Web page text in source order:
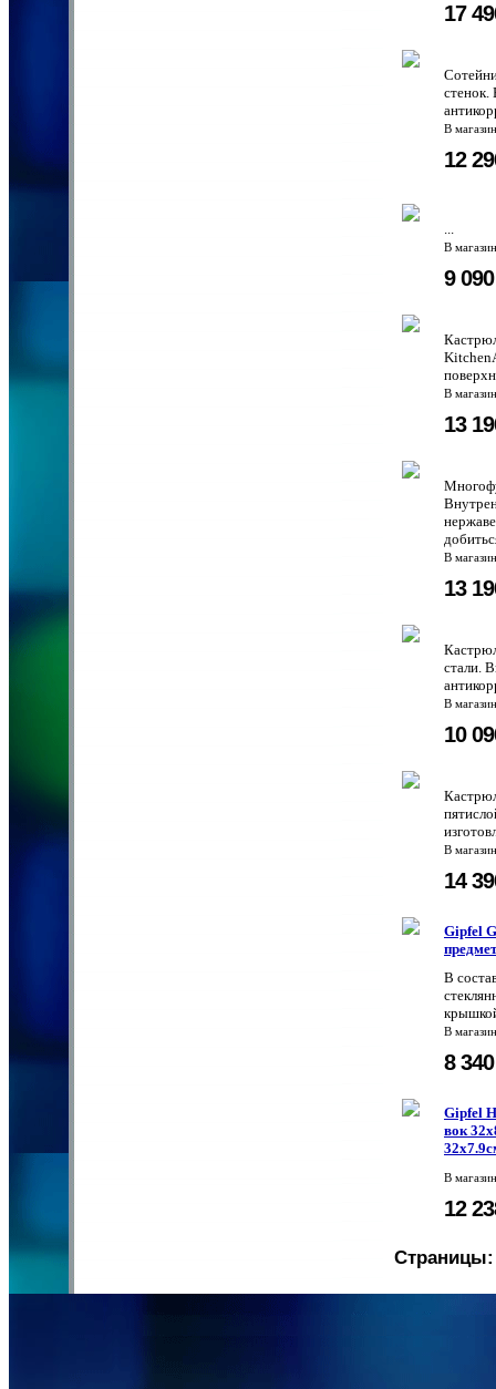
17
стенок.
В
12
...
В
9
В
13
В
13
стали.
В
10
В
14
Gipfel
В
В
8
Gipfel
вок
В
12
Страницы: